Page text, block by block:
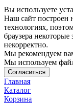
Вы используете
Наш сайт построен
технологиях,
браузера
некорректно.
Мы рекомендуем
Мы используем
Согласиться
Главная
Каталог
Корзина